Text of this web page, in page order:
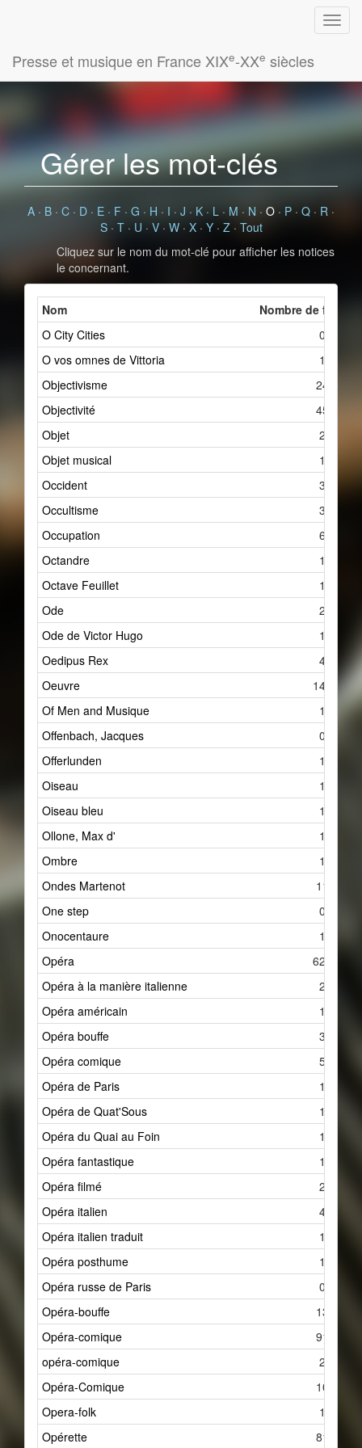
Presse et musique en France XIXe-XXe siècles
Gérer les mot-clés
A · B · C · D · E · F · G · H · I · J · K · L · M · N · O · P · Q · R ·
S· T· U · V· W· X· Y· Z· Tout
Cliquez sur le nom du mot-clé pour afficher les notices
le concernant.
Nom
Nombre de fiches
O City Cities
0
O vos omnes de Vittoria
1
Objectivisme
24
Objectivité
45
Objet
2
Objet musical
1
Occident
3
Occultisme
3
Occupation
6
Octandre
1
Octave Feuillet
1
Ode
2
Ode de Victor Hugo
1
Oedipus Rex
4
Oeuvre
144
Of Men and Musique
1
Offenbach, Jacques
0
Offerlunden
1
Oiseau
1
Oiseau bleu
1
Ollone, Max d'
1
Ombre
1
Ondes Martenot
11
One step
0
Onocentaure
1
Opéra
626
Opéra à la manière italienne
2
Opéra américain
1
Opéra bouffe
3
Opéra comique
5
Opéra de Paris
1
Opéra de Quat'Sous
1
Opéra du Quai au Foin
1
Opéra fantastique
1
Opéra filmé
2
Opéra italien
4
Opéra italien traduit
1
Opéra posthume
1
Opéra russe de Paris
0
Opéra-bouffe
13
Opéra-comique
91
opéra-comique
2
Opéra-Comique
10
Opera-folk
1
Opérette
81